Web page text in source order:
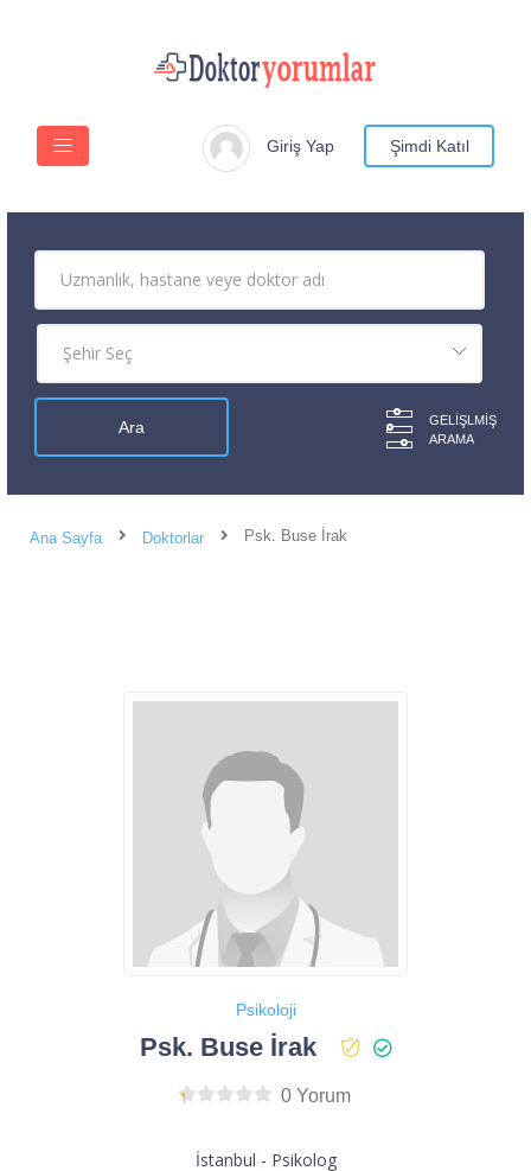
Giriş Yap Şimdi Katıl
GELIŞLMIŞ
ARAMA
Ana Sayfa Doktorlar Psk. Buse İrak
Psikoloji
Psk. Buse İrak
0 Yorum
İstanbul - Psikolog